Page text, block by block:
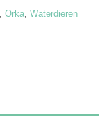
Orka Waterdieren